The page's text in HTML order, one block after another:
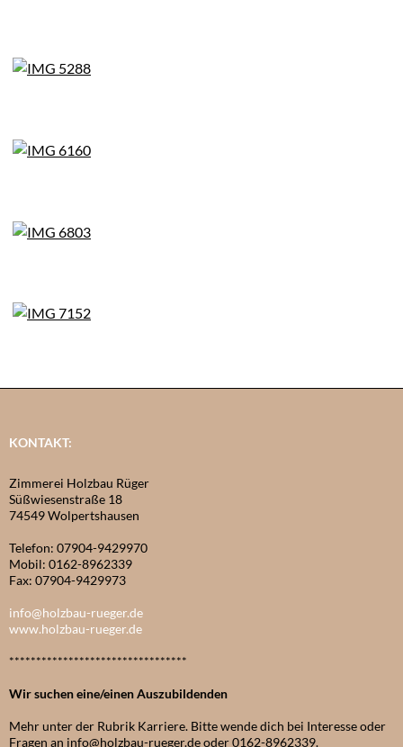
KONTAKT:
Zimmerei Holzbau Rüger
Süßwiesenstraße 18
74549 Wolpertshausen
Telefon: 07904-9429970
Mobil: 0162-8962339
Fax: 07904-9429973
info@holzbau-rueger.de
www.holzbau-rueger.de
*********************************
Wir suchen eine/einen Auszubildenden
Mehr unter der Rubrik Karriere. Bitte wende dich bei Interesse oder
Fragen an info@holzbau-rueger.de oder 0162-8962339.